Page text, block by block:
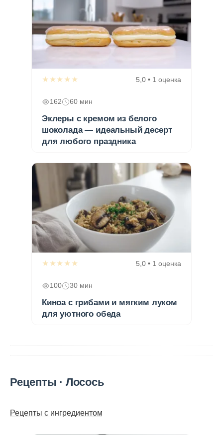
★★★★★ 5,0 • 1 оценка
162 60 мин
Эклеры с кремом из белого
шоколада — идеальный десерт
для любого праздника
★★★★★ 5,0 • 1 оценка
100 30 мин
Киноа с грибами и мягким луком
для уютного обеда
Рецепты · Лосось
Рецепты с ингредиентом